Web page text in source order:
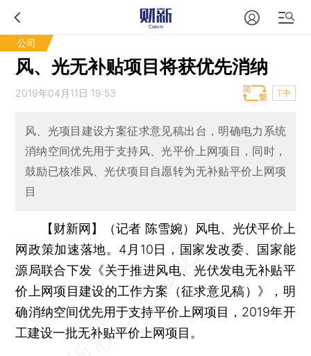
公司
风、光无补贴项目将获优先消纳
2019年04月11日 19:53 T中
风、光项目建设方案征求意见稿出台，明确电力系统
消纳空间优先用于支持风、光平价上网项目，同时，
鼓励已核准风、光伏项目自愿转为无补贴平价上网项
目
【财新网】（记者 陈雪婉） 风电、光伏平价上
网政策加速落地。4月10日，国家发改委、国家能
源局联合下发《关于推进风电、光伏发电无补贴平
价上网项目建设的工作方案（征求意见稿）》，明
确消纳空间优先用于支持平价上网项目，2019年开
工建设一批无补贴平价上网项目。